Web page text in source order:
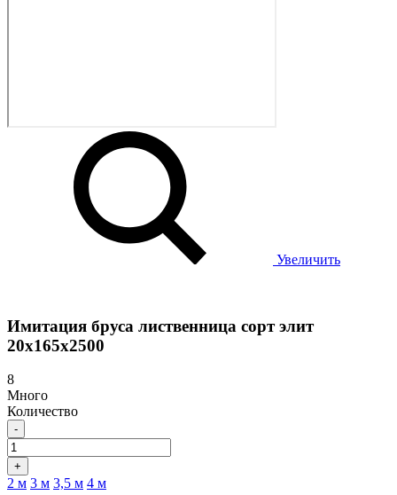
Увеличить
Имитация бруса лиственница сорт элит
20х165х2500
8
Много
Количество
-
+
2 м 3 м 3,5 м 4 м